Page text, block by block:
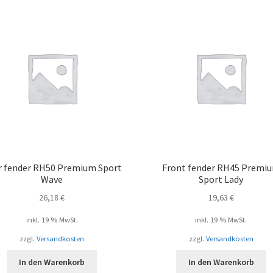
fender RH50 Premium Sport
Wave
26,18€
inkl. 19 % MwSt.
zzgl.Versandkosten
In den Warenkorb
Front fender RH45
Sport Lady
19,63 €
inkl. 19 % MwSt.
zzgl. Versandkosten
In den Warenkorb